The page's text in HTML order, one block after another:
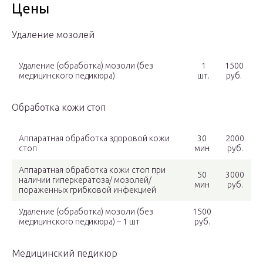
Цены
Удаление мозолей
Удаление (обработка) мозоли (без
медицинского педикюра)
1
шт.
1500
руб.
Обработка кожи стоп
Аппаратная обработка здоровой кожи
стоп
30
мин
2000
руб.
Аппаратная обработка кожи стоп при
наличии гиперкератоза/ мозолей/
пораженных грибковой инфекцией
50
мин
3000
руб.
Удаление (обработка) мозоли (без
медицинского педикюра) – 1 шт
1500
руб.
Медицинский педикюр